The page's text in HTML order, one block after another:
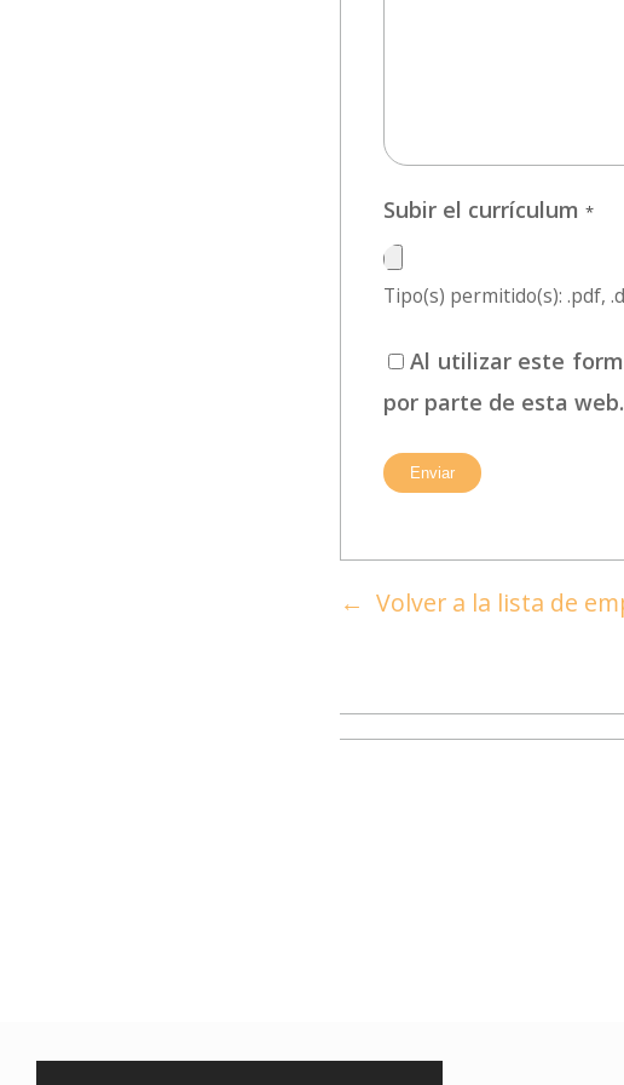
Subir el currículum *
Tipo(s) permitido(s): .pdf,
Al utilizar este
por parte de esta web.
Volver a la lista de